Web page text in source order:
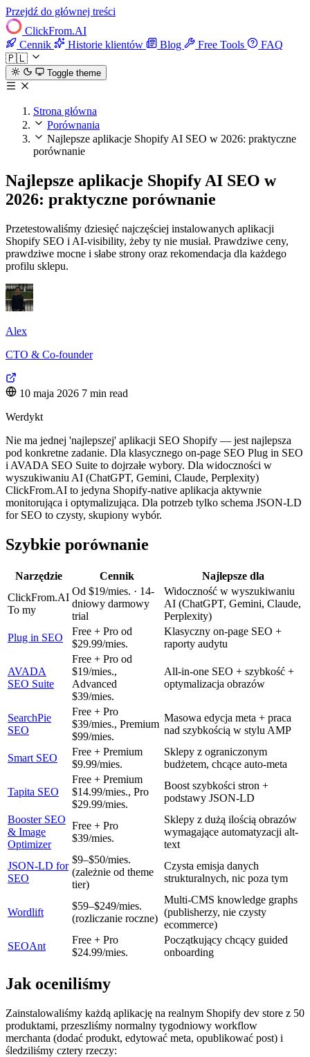
Przejdź do głównej treści
ClickFrom.AI
Cennik
Historie klientów Blog Free Tools
FAQ
🇵🇱
Toggle theme
Strona główna
Porównania
Najlepsze aplikacje Shopify AI SEO w 2026: praktyczne
porównanie
Najlepsze aplikacje Shopify AI SEO w
2026: praktyczne porównanie
Przetestowaliśmy dziesięć najczęściej instalowanych aplikacji
Shopify SEO i AI-visibility, żeby ty nie musiał. Prawdziwe ceny,
prawdziwe mocne i słabe strony oraz rekomendacja dla każdego
profilu sklepu.
Alex
CTO & Co-founder
10 maja 2026 7 min read
Werdykt
Nie ma jednej 'najlepszej' aplikacji SEO Shopify — jest najlepsza
pod konkretne zadanie. Dla klasycznego on-page SEO Plug in SEO
i AVADA SEO Suite to dojrzałe wybory. Dla widoczności w
wyszukiwaniu AI (ChatGPT, Gemini, Claude, Perplexity)
ClickFrom.AI to jedyna Shopify-native aplikacja aktywnie
monitorująca i optymalizująca. Dla potrzeb tylko schema JSON-LD
for SEO to czysty, skupiony wybór.
Szybkie porównanie
Narzędzie Cennik
Najlepsze dla
ClickFrom.AI
To my
Od $19/mies. · 14-
dniowy darmowy
trial
Widoczność w wyszukiwaniu
AI (ChatGPT, Gemini, Claude,
Perplexity)
Plug in SEO
Free + Pro od
$29.99/mies.
Klasyczny on-page SEO +
raporty audytu
AVADA
SEO Suite
Free + Pro od
$19/mies.,
Advanced
$39/mies.
All-in-one SEO + szybkość +
optymalizacja obrazów
SearchPie
SEO
Free + Pro
$39/mies., Premium
$99/mies.
Masowa edycja meta + praca
nad szybkością w stylu AMP
Smart SEO
Free + Premium
$9.99/mies.
Sklepy z ograniczonym
budżetem, chcące auto-meta
Tapita SEO
Free + Premium
$14.99/mies., Pro
$29.99/mies.
Boost szybkości stron +
podstawy JSON-LD
Booster SEO
& Image
Optimizer
Free + Pro
$39/mies.
Sklepy z dużą ilością obrazów
wymagające automatyzacji alt-
text
JSON-LD for
SEO
$9–$50/mies.
(zależnie od theme
tier)
Czysta emisja danych
strukturalnych, nic poza tym
Wordlift
$59–$249/mies.
(rozliczanie roczne)
Multi-CMS knowledge graphs
(publisherzy, nie czysty
ecommerce)
SEOAnt
Free + Pro
$24.99/mies.
Początkujący chcący guided
onboarding
Jak oceniliśmy
Zainstalowaliśmy każdą aplikację na realnym Shopify dev store z 50
produktami, przeszliśmy normalny tygodniowy workflow
merchanta (dodać produkt, edytować meta, opublikować post) i
śledziliśmy cztery rzeczy: